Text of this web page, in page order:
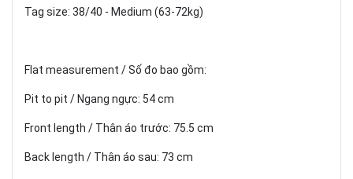
Tag size: 38/40 - Medium (63-72kg)
Flat measurement / Số đo bao gồm:
Pit to pit / Ngang ngực: 54 cm
Front length / Thân áo trước: 75.5 cm
Back length / Thân áo sau: 73 cm